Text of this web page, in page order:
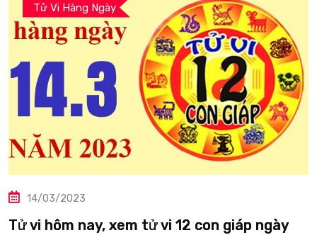
Tử Vi Hàng Ngày
14/03/2023
Tử vi hôm nay, xem tử vi 12 con giáp ngày